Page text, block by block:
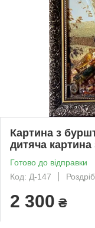
Картина з
дитяча
Готово до відправки
Код: Д-147
Роздріб
2 300 ₴